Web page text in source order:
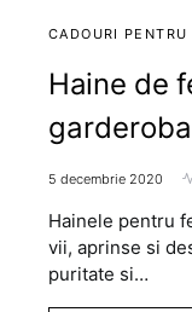
CADOURI PENTRU
Haine de
garderoba
5 decembrie 2020
Hainele pentru
vii, aprinse si
puritate si…